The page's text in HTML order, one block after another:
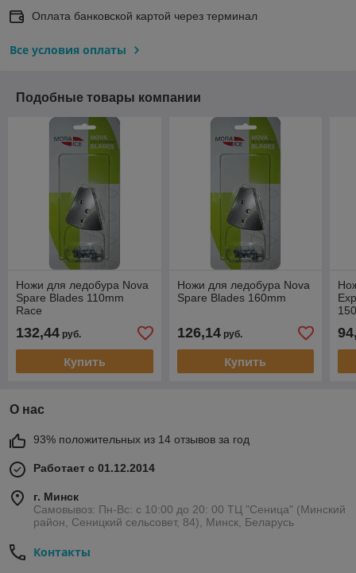
Оплата банковской картой через терминал
Все условия оплаты
Подобные товары компании
Ножи для ледобура Nova
Spare Blades 110mm
Race
132,44 руб.
Купить
Ножи для ледобура Nova
Spare Blades 160mm
126,14руб.
Купить
О нас
93% положительных из 14 отзывов за год
Работает с 01.12.2014
г. Минск
Самовывоз: Пн-Вс: с 10:00 до 20: 00 ТЦ "Сеница" (Минский
район, Сеницкий сельсовет, 84), Минск, Беларусь
Контакты